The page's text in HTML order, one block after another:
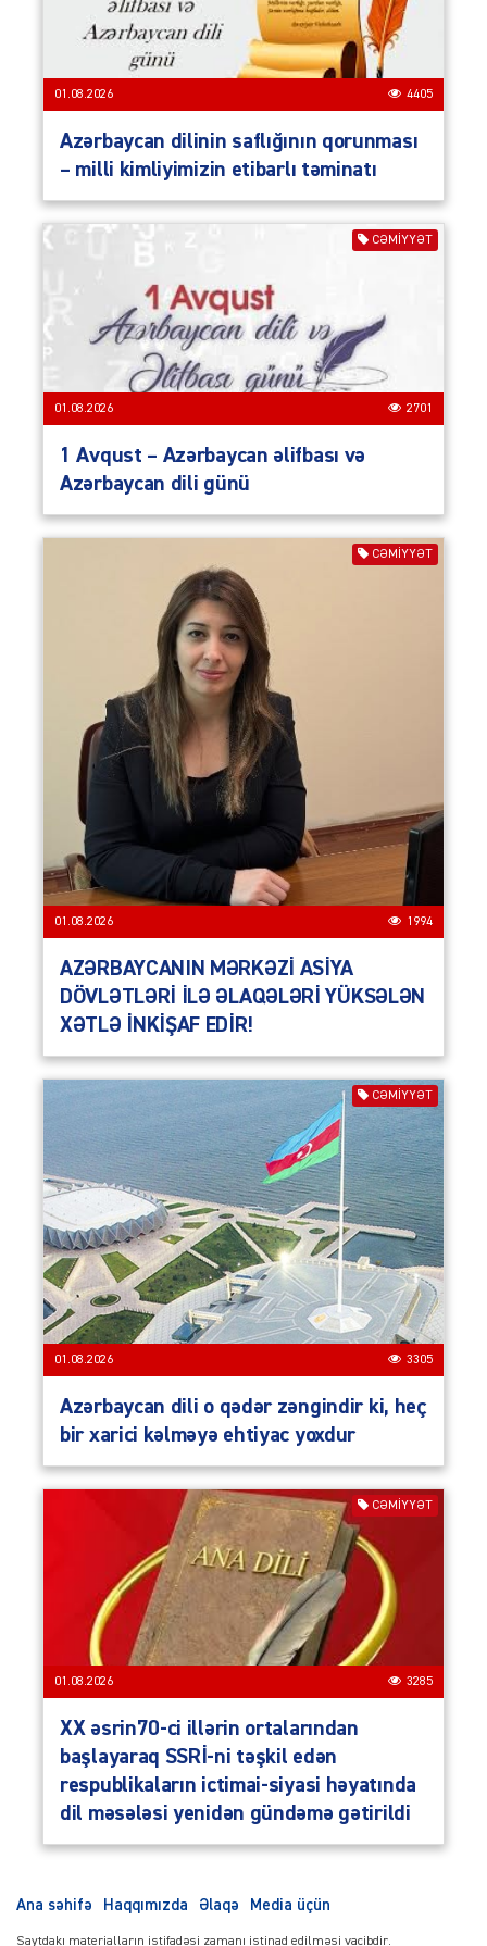
01.08.2026 4405
Azərbaycan dilinin saflığının qorunması
– milli kimliyimizin etibarlı təminatı
CƏMIYYƏT
01.08.2026 2701
1 Avqust – Azərbaycan əlifbası və
Azərbaycan dili günü
CƏMIYYƏT
01.08.2026 1994
AZƏRBAYCANIN MƏRKƏZİ ASİYA
DÖVLƏTLƏRİ İLƏ ƏLAQƏLƏRİ YÜKSƏLƏN
XƏTLƏ İNKİŞAF EDİR!
CƏMIYYƏT
01.08.2026 3305
Azərbaycan dili o qədər zəngindir ki, heç
bir xarici kəlməyə ehtiyac yoxdur
CƏMIYYƏT
01.08.2026 3285
XX əsrin70-ci illərin ortalarından
başlayaraq SSRİ-ni təşkil edən
respublikaların ictimai-siyasi həyatında
dil məsələsi yenidən gündəmə gətirildi
Ana səhifə Haqqımızda Əlaqə Media üçün
Saytdakı materialların istifadəsi zamanı istinad edilməsi vacibdir.